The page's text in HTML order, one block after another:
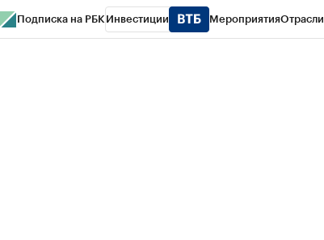
Подписка на РБК Инвестиции МероприятияОтрасли